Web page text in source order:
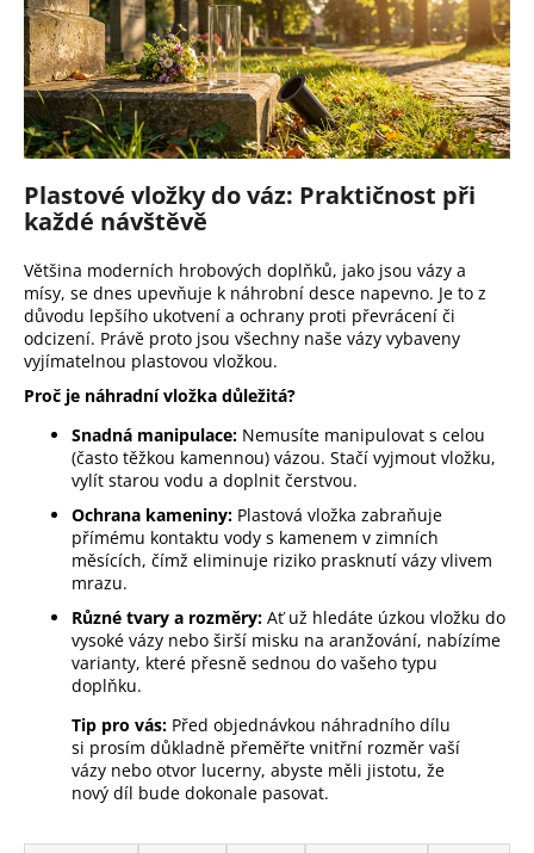
Plastové vložky do váz: Praktičnost při
každé návštěvě
Většina moderních hrobových doplňků, jako jsou vázy a
mísy, se dnes upevňuje k náhrobní desce napevno. Je to z
důvodu lepšího ukotvení a ochrany proti převrácení či
odcizení. Právě proto jsou všechny naše vázy vybaveny
vyjímatelnou plastovou vložkou.
Proč je náhradní vložka důležitá?
Snadná manipulace: Nemusíte manipulovat s celou
(často těžkou kamennou) vázou. Stačí vyjmout vložku,
vylít starou vodu a doplnit čerstvou.
Ochrana kameniny: Plastová vložka zabraňuje
přímému kontaktu vody s kamenem v zimních
měsících, čímž eliminuje riziko prasknutí vázy vlivem
mrazu.
Různé tvary a rozměry: Ať už hledáte úzkou vložku do
vysoké vázy nebo širší misku na aranžování, nabízíme
varianty, které přesně sednou do vašeho typu
doplňku.
Tip pro vás: Před objednávkou náhradního dílu
si prosím důkladně přeměřte vnitřní rozměr vaší
vázy nebo otvor lucerny, abyste měli jistotu, že
nový díl bude dokonale pasovat.
Ř